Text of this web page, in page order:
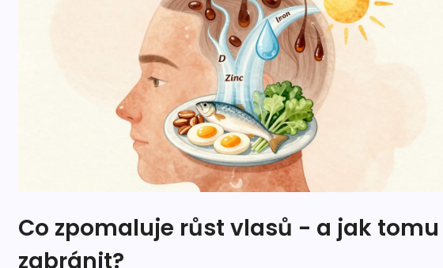
Co zpomaluje růst vlasů - a jak tomu
zabránit?